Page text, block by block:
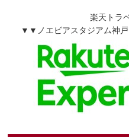
楽天トラ
▼▼ノエビアスタジアム神